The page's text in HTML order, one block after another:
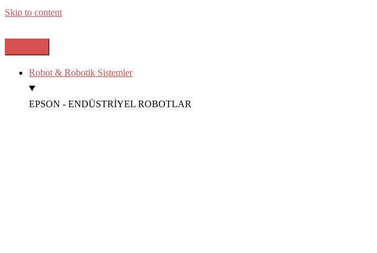
Skip to content
Robot & Robotik Sistemler
EPSON - ENDÜSTRİYEL ROBOTLAR